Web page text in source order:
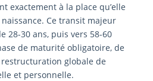
exactement à la place qu’elle
Ce transit majeur
28-30 ans, puis vers 58-60
de maturité obligatoire, de
globale de
et personnelle.